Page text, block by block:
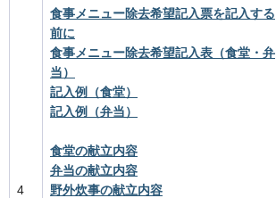
4
食事メニュー除去希望記入票を記入する
前に
食事メニュー除去希望記入表（食堂・弁
当）
記入例（食堂）
記入例（弁当）
食堂の献立内容
弁当の献立内容
野外炊事の献立内容